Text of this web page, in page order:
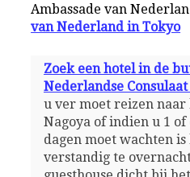
Ambassade van
van Nederland in Tokyo
Zoek een hotel in de
Nederlandse
u ver moet reizen naar
Nagoya of indien u 1
dagen moet wachten
verstandig te